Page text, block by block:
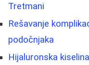
Tretmani
Rešavanje
podočnjaka
Hijaluronska